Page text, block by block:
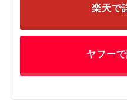
楽天で
ヤフー